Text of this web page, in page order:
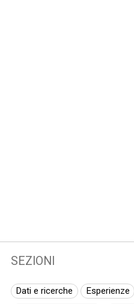
SEZIONI
Dati e ricerche Esperienze